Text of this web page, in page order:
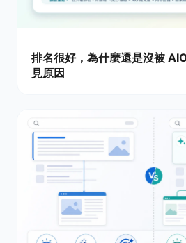
排名很好，為什麼還是沒被
見原因